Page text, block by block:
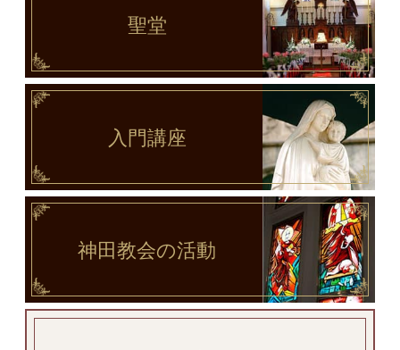
聖堂
入門講座
神田教会の活動